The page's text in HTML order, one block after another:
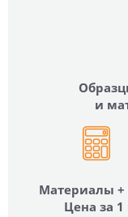
и
Материалы +
Цена за